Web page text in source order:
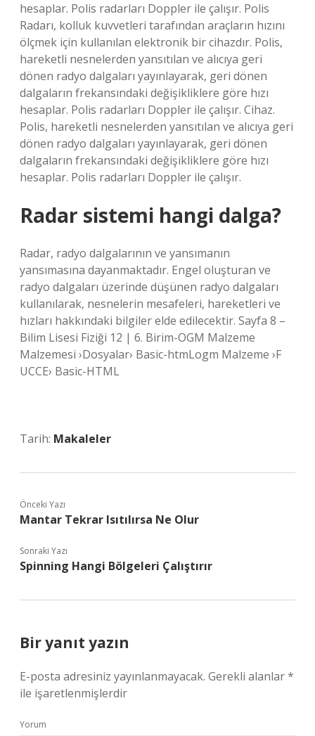
hesaplar. Polis radarları Doppler ile çalışır. Polis
Radarı, kolluk kuvvetleri tarafından araçların hızını
ölçmek için kullanılan elektronik bir cihazdır. Polis,
hareketli nesnelerden yansıtılan ve alıcıya geri
dönen radyo dalgaları yayınlayarak, geri dönen
dalgaların frekansındaki değişikliklere göre hızı
hesaplar. Polis radarları Doppler ile çalışır. Cihaz.
Polis, hareketli nesnelerden yansıtılan ve alıcıya geri
dönen radyo dalgaları yayınlayarak, geri dönen
dalgaların frekansındaki değişikliklere göre hızı
hesaplar. Polis radarları Doppler ile çalışır.
Radar sistemi hangi dalga?
Radar, radyo dalgalarının ve yansımanın
yansımasına dayanmaktadır. Engel oluşturan ve
radyo dalgaları üzerinde düşünen radyo dalgaları
kullanılarak, nesnelerin mesafeleri, hareketleri ve
hızları hakkındaki bilgiler elde edilecektir. Sayfa 8 –
Bilim Lisesi Fiziği 12 | 6. Birim-OGM Malzeme
Malzemesi ›Dosyalar› Basic-htmLogm Malzeme ›F
UCCE› Basic-HTML
Tarih: Makaleler
Önceki Yazı
Mantar Tekrar Isıtılırsa Ne Olur
Sonraki Yazı
Spinning Hangi Bölgeleri Çalıştırır
Bir yanıt yazın
E-posta adresiniz yayınlanmayacak. Gerekli alanlar*
ile işaretlenmişlerdir
Yorum